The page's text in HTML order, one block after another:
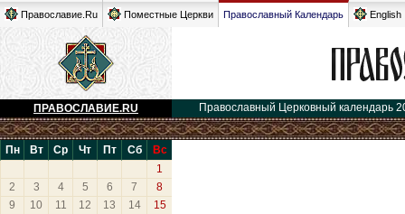
Православие.Ru Поместные Церкви Православный Календарь English
ПРАВОСЛАВИЕ.RU Православный Церковный календарь
Пн Вт Ср Чт Пт Сб
Вс
1
2
3 4 5 6 7
8
9
10 11 12 13 14
15